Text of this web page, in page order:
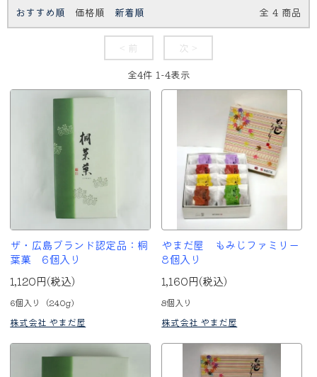
おすすめ順 価格順 新着順 全 4 商品
< 前
次 >
全4件 1 -4表示
ザ・広島ブランド認定品：桐
葉菓 6個入り
1,120円(税込)
6個入り（240g)
株式会社 やまだ屋
やまだ屋 もみじファミリー
8個入り
1,160円(税込)
8個入り
株式会社 やまだ屋